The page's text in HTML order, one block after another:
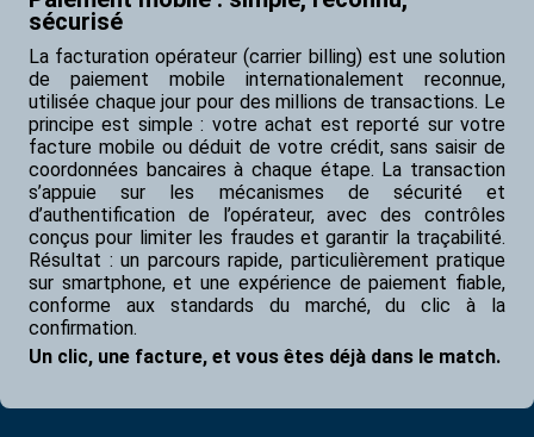
sécurisé
La facturation opérateur (carrier billing) est une solution
de paiement mobile internationalement reconnue,
utilisée chaque jour pour des millions de transactions. Le
principe est simple : votre achat est reporté sur votre
facture mobile ou déduit de votre crédit, sans saisir de
coordonnées bancaires à chaque étape. La transaction
s’appuie sur les mécanismes de sécurité et
d’authentification de l’opérateur, avec des contrôles
conçus pour limiter les fraudes et garantir la traçabilité.
Résultat : un parcours rapide, particulièrement pratique
sur smartphone, et une expérience de paiement fiable,
conforme aux standards du marché, du clic à la
confirmation.
Un clic, une facture, et vous êtes déjà dans le match.